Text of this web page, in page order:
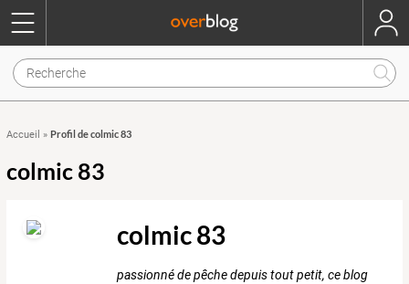
Accueil » Profil de colmic 83
colmic 83
colmic 83
passionné de pêche depuis tout petit, ce blog